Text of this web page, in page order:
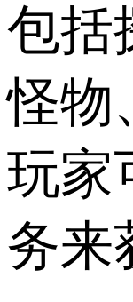
包括
怪物
玩家
务来